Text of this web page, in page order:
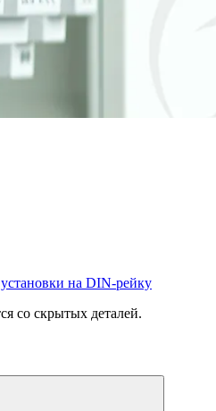
на DIN-рейку
со скрытых деталей.